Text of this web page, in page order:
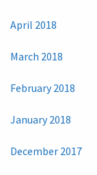
April 2018
March 2018
February 2018
January 2018
December 2017